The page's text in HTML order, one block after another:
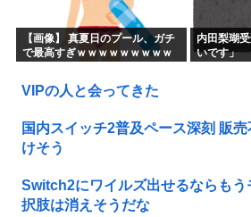
【画像】 真夏日のプール、ガチ
で最高すぎｗｗｗｗｗｗｗｗｗ
内田梨瑚
いです」
VIPの人と会ってきた
国内スイッチ2普及ペース深刻 販
けそう
Switch2にワイルズ出せるならもう
択肢は消えそうだな